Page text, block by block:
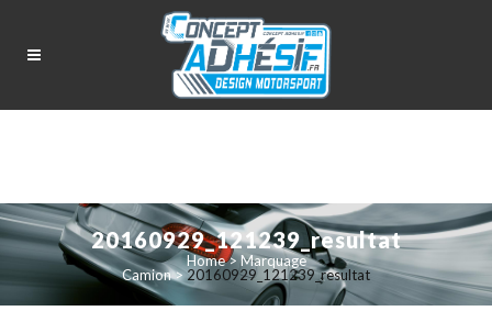
20160929_121239_resultat
Home>Marquage
Camion> 20160929_121239_resultat